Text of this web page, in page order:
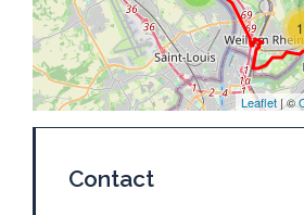
Leaflet | ©
Contact